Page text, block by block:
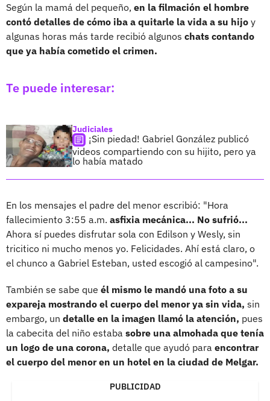
Según la mamá del pequeño, en la filmación el hombre
contó detalles de cómo iba a quitarle la vida a su hijo y
algunas horas más tarde recibió algunos chats contando
que ya había cometido el crimen.
Te puede interesar:
Judiciales
¡Sin piedad! Gabriel González publicó
videos compartiendo con su hijito, pero ya
lo había matado
En los mensajes el padre del menor escribió: "Hora
fallecimiento 3:55 a.m. asfixia mecánica... No sufrió...
Ahora sí puedes disfrutar sola con Edilson y Wesly, sin
tricitico ni mucho menos yo. Felicidades. Ahí está claro, o
el chunco a Gabriel Esteban, usted escogió al campesino".
También se sabe que él mismo le mandó una foto a su
expareja mostrando el cuerpo del menor ya sin vida, sin
embargo, un detalle en la imagen llamó la atención, pues
la cabecita del niño estaba sobre una almohada que tenía
un logo de una corona, detalle que ayudó para encontrar
el cuerpo del menor en un hotel en la ciudad de Melgar.
PUBLICIDAD